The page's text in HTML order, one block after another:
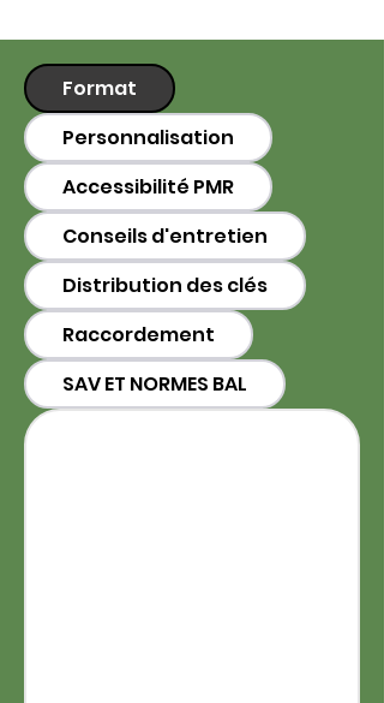
Format
Personnalisation
Accessibilité PMR
Conseils d'entretien
Distribution des clés
Raccordement
SAV ET NORMES BAL